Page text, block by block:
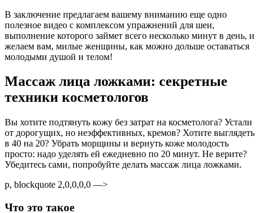
В заключение предлагаем вашему вниманию еще одно
полезное видео с комплексом упражнений для шеи,
выполнение которого займет всего несколько минут в день, и
желаем вам, милые женщины, как можно дольше оставаться
молодыми душой и телом!
Массаж лица ложками: секретные
техники косметологов
Вы хотите подтянуть кожу без затрат на косметолога? Устали
от дорогущих, но неэффективных, кремов? Хотите выглядеть
в 40 на 20? Убрать морщины и вернуть коже молодость
просто: надо уделять ей ежедневно по 20 минут. Не верите?
Убедитесь сами, попробуйте делать массаж лица ложками.
p, blockquote 2,0,0,0,0 —>
Что это такое